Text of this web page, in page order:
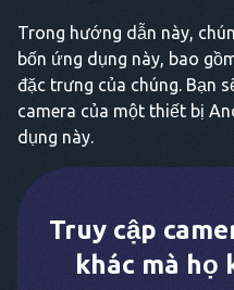
Trong hướng dẫn này,
bốn ứng dụng này, bao
đặc trưng của chúng. Bạn
camera của một thiết bị
dụng này.
Truy cập
khác mà họ